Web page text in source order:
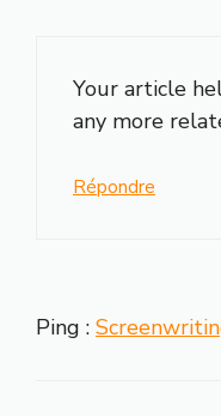
Your article
any more
Répondre
Ping :